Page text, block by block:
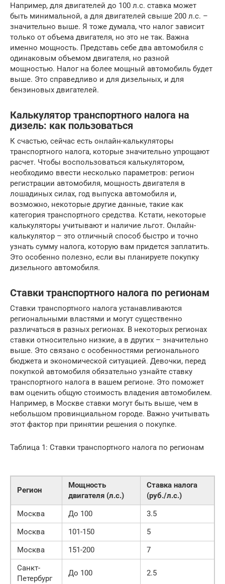
Например, для двигателей до 100 л.с. ставка может
быть минимальной, а для двигателей свыше 200 л.с. –
значительно выше. Я тоже думала, что налог зависит
только от объема двигателя, но это не так. Важна
именно мощность. Представь себе два автомобиля с
одинаковым объемом двигателя, но разной
мощностью. Налог на более мощный автомобиль будет
выше. Это справедливо и для дизельных, и для
бензиновых двигателей.
Калькулятор транспортного налога на
дизель: как пользоваться
К счастью, сейчас есть онлайн-калькуляторы
транспортного налога, которые значительно упрощают
расчет. Чтобы воспользоваться калькулятором,
необходимо ввести несколько параметров: регион
регистрации автомобиля, мощность двигателя в
лошадиных силах, год выпуска автомобиля и,
возможно, некоторые другие данные, такие как
категория транспортного средства. Кстати, некоторые
калькуляторы учитывают и наличие льгот. Онлайн-
калькулятор – это отличный способ быстро и точно
узнать сумму налога, которую вам придется заплатить.
Это особенно полезно, если вы планируете покупку
дизельного автомобиля.
Ставки транспортного налога по регионам
Ставки транспортного налога устанавливаются
региональными властями и могут существенно
различаться в разных регионах. В некоторых регионах
ставки относительно низкие, а в других – значительно
выше. Это связано с особенностями регионального
бюджета и экономической ситуацией. Девочки, перед
покупкой автомобиля обязательно узнайте ставку
транспортного налога в вашем регионе. Это поможет
вам оценить общую стоимость владения автомобилем.
Например, в Москве ставки могут быть выше, чем в
небольшом провинциальном городе. Важно учитывать
этот фактор при принятии решения о покупке.
Таблица 1: Ставки транспортного налога по регионам
Регион
Мощность
двигателя (л.с.)
Ставка налога
(руб./л.с.)
Москва
До 100
3.5
Москва
101-150
5
Москва
151-200
7
Санкт-
Петербург
До 100 2.5